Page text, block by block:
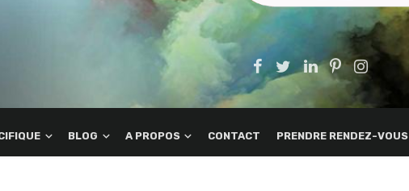
BLOG A PROPOS CONTACT PRENDRE RENDEZ-VOUS